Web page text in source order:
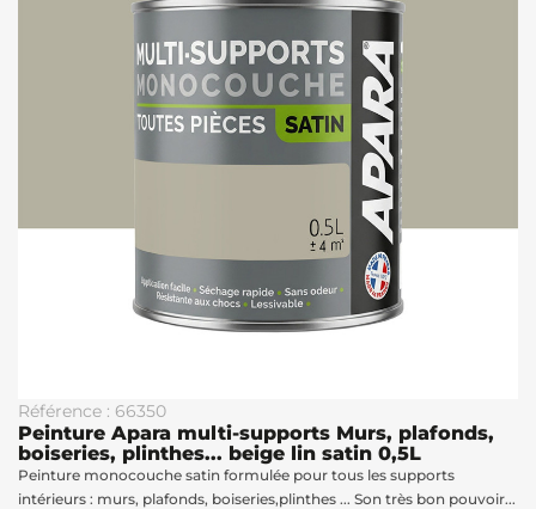
Référence : 66350
Peinture Apara multi-supports Murs, plafonds,
boiseries, plinthes... beige lin satin 0,5L
Peinture monocouche satin formulée pour tous les supports
intérieurs : murs, plafonds, boiseries,plinthes ... Son très bon pouvoir...